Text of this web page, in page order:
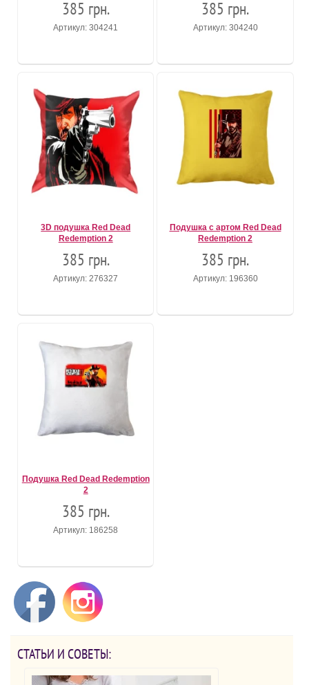
385 грн.
Артикул: 304241
385 грн.
Артикул: 304240
3D подушка Red Dead
Redemption 2
385 грн.
Артикул: 276327
Подушка с артом Red Dead
Redemption 2
385 грн.
Артикул: 196360
Подушка Red Dead Redemption
2
385 грн.
Артикул: 186258
СТАТЬИ И СОВЕТЫ: